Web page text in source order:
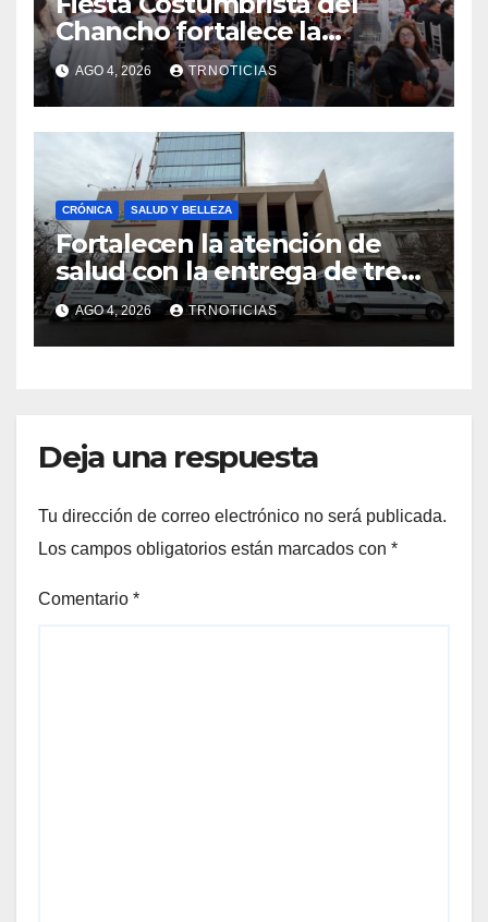
Chancho fortalece la
economía local con positivo
impacto en la hotelería y el
emprendimiento
AGO 4, 2026 TRNOTICIAS
CRÓNICA SALUD Y BELLEZA
Fortalecen la atención de
salud con la entrega de tres
nuevas ambulancias para
Cauquenes y Sagrada Familia
AGO 4, 2026 TRNOTICIAS
Deja una respuesta
Tu dirección de correo electrónico no será publicada.
Los campos obligatorios están marcados con *
Comentario *